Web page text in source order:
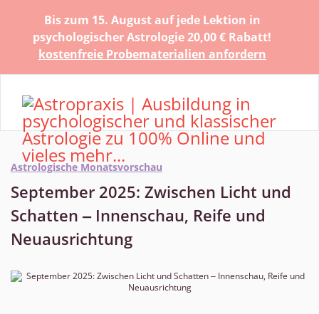
Bis zum 15. August auf jede Lektion in
psychologischer Astrologie 20,00 € Rabatt!
kostenfreie Probematerialien anfordern
Astrologische Monatsvorschau
September 2025: Zwischen Licht und
Schatten ‒ Innenschau, Reife und
Neuausrichtung